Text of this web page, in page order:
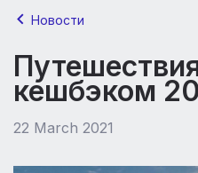
Новости
кешбэком
22 March 2021